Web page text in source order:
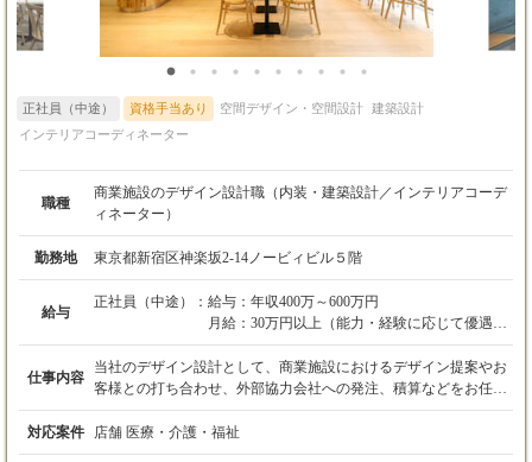
正社員（中途） 資格手当あり 空間デザイン・空間設計 建築設計
インテリアコーディネーター
職種
商業施設のデザイン設計職（内装・建築設計／インテリアコーデ
ィネーター）
勤務地 東京都新宿区神楽坂2-14ノービィビル５階
給与
正社員（中途）： 給与：年収400万～600万円
月給：30万円以上（能力・経験に応じて優遇）
・昇給：年1回（業務成績に応じる）
・賞与：年2回（在籍2年目より、業務・勤務成
績に応じる）
仕事内容
当社のデザイン設計として、商業施設におけるデザイン提案やお
客様との打ち合わせ、外部協力会社への発注、積算などをお任せ
します。 案件の規模や内容に応じて施工管理業務に携わることも
あり、幅広い業務経験が積めるポジションです。 クライアントか
らの信頼を築き、期待を超える提案を目指してチームで協力し合
対応案件 店舗 医療・介護・福祉